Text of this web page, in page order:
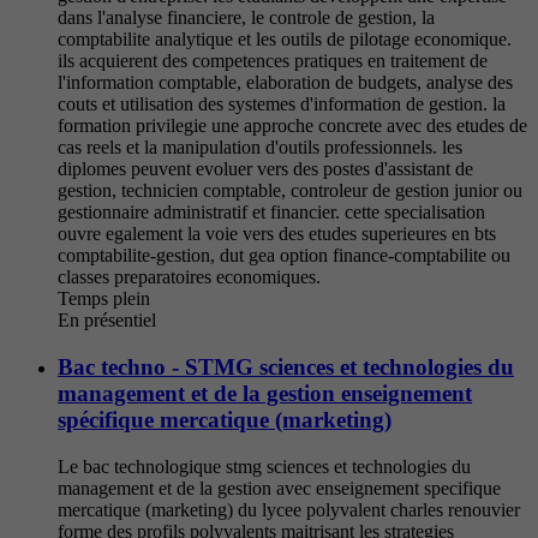
dans l'analyse financiere, le controle de gestion, la
comptabilite analytique et les outils de pilotage economique.
ils acquierent des competences pratiques en traitement de
l'information comptable, elaboration de budgets, analyse des
couts et utilisation des systemes d'information de gestion. la
formation privilegie une approche concrete avec des etudes de
cas reels et la manipulation d'outils professionnels. les
diplomes peuvent evoluer vers des postes d'assistant de
gestion, technicien comptable, controleur de gestion junior ou
gestionnaire administratif et financier. cette specialisation
ouvre egalement la voie vers des etudes superieures en bts
comptabilite-gestion, dut gea option finance-comptabilite ou
classes preparatoires economiques.
Temps plein
En présentiel
Bac techno - STMG sciences et technologies du
management et de la gestion enseignement
spécifique mercatique (marketing)
Le bac technologique stmg sciences et technologies du
management et de la gestion avec enseignement specifique
mercatique (marketing) du lycee polyvalent charles renouvier
forme des profils polyvalents maitrisant les strategies